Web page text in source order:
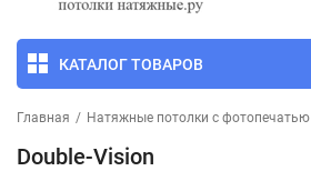
КАТАЛОГ ТОВАРОВ
Главная / Натяжные потолки с фотопечатью
Double-Vision